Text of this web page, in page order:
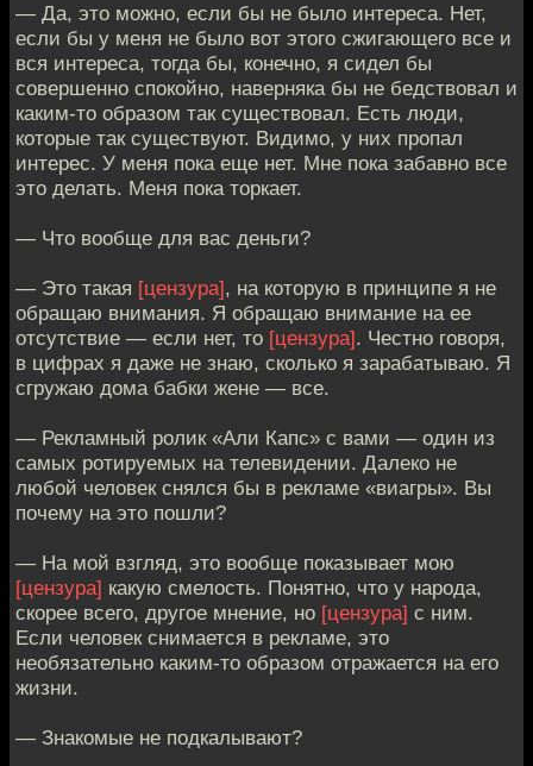
— Да, это можно, если бы не было интереса. Нет,
если бы у меня не было вот этого сжигающего все и
вся интереса, тогда бы, конечно, я сидел бы
совершенно спокойно, наверняка бы не бедствовал и
каким-то образом так существовал. Есть люди,
которые так существуют. Видимо, у них пропал
интерес. У меня пока еще нет. Мне пока забавно все
это делать. Меня пока торкает.
— Что вообще для вас деньги?
— Это такая [цензура], на которую в принципе я не
обращаю внимания. Я обращаю внимание на ее
отсутствие — если нет, то [цензура]. Честно говоря,
в цифрах я даже не знаю, сколько я зарабатываю. Я
сгружаю дома бабки жене — все.
— Рекламный ролик «Али Капс» с вами — один из
самых ротируемых на телевидении. Далеко не
любой человек снялся бы в рекламе «виагры». Вы
почему на это пошли?
— На мой взгляд, это вообще показывает мою
[цензура] какую смелость. Понятно, что у народа,
скорее всего, другое мнение, но [цензура] с ним.
Если человек снимается в рекламе, это
необязательно каким-то образом отражается на его
жизни.
— Знакомые не подкалывают?